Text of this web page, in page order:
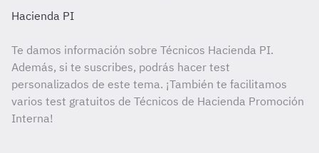
Hacienda PI
Te damos información sobre Técnicos Hacienda PI.
Además, si te suscribes, podrás hacer test
personalizados de este tema. ¡También te facilitamos
varios test gratuitos de Técnicos de Hacienda Promoción
Interna!